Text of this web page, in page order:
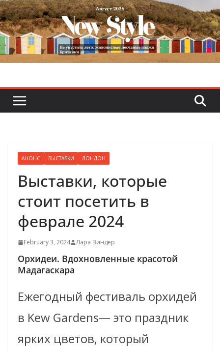
Skip
to
content
АНОНС ВЫСТАВКИ ЛОНДОН
Выставки, которые
стоит посетить в
феврале 2024
February 3, 2024 Лара Зиндер
Орхидеи. Вдохновленные красотой
Мадагаскара
Ежегодный фестиваль орхидей
в Kew Gardens— это праздник
ярких цветов, который